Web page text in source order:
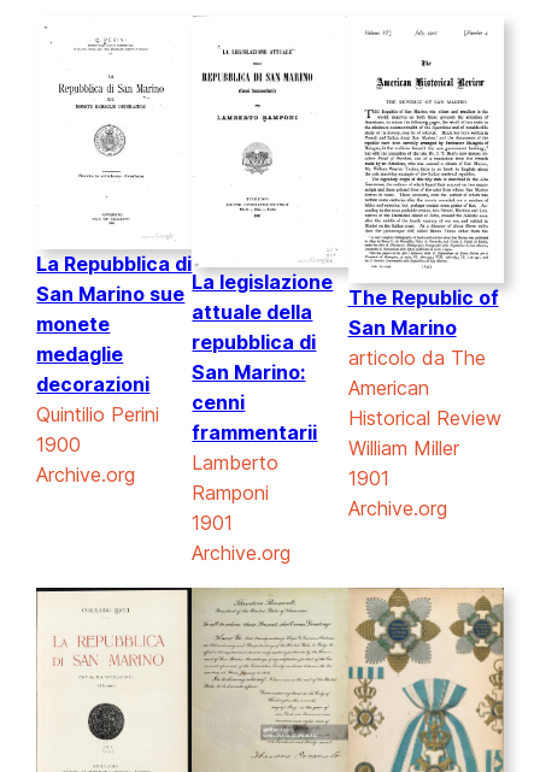
La Repubblica di
San Marino sue
monete
medaglie
decorazioni
Quintilio Perini
1900
Archive.org
La legislazione
attuale della
repubblica di
San Marino:
cenni
frammentarii
Lamberto
Ramponi
1901
Archive.org
The Republic of
San Marino
articolo da The
American
Historical Review
William Miller
1901
Archive.org